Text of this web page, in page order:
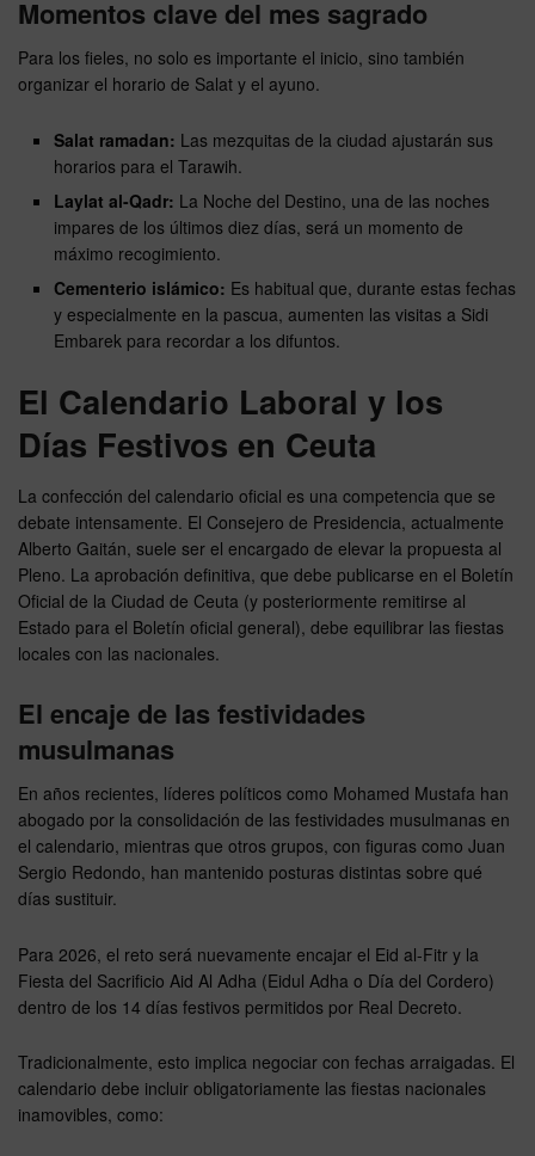
Momentos clave del mes sagrado
Para los fieles, no solo es importante el inicio, sino también
organizar el horario de Salat y el ayuno.
Salat ramadan: Las mezquitas de la ciudad ajustarán sus
horarios para el Tarawih.
Laylat al-Qadr: La Noche del Destino, una de las noches
impares de los últimos diez días, será un momento de
máximo recogimiento.
Cementerio islámico: Es habitual que, durante estas fechas
y especialmente en la pascua, aumenten las visitas a Sidi
Embarek para recordar a los difuntos.
El Calendario Laboral y los
Días Festivos en Ceuta
La confección del calendario oficial es una competencia que se
debate intensamente. El Consejero de Presidencia, actualmente
Alberto Gaitán, suele ser el encargado de elevar la propuesta al
Pleno. La aprobación definitiva, que debe publicarse en el Boletín
Oficial de la Ciudad de Ceuta (y posteriormente remitirse al
Estado para el Boletín oficial general), debe equilibrar las fiestas
locales con las nacionales.
El encaje de las festividades
musulmanas
En años recientes, líderes políticos como Mohamed Mustafa han
abogado por la consolidación de las festividades musulmanas en
el calendario, mientras que otros grupos, con figuras como Juan
Sergio Redondo, han mantenido posturas distintas sobre qué
días sustituir.
Para 2026, el reto será nuevamente encajar el Eid al-Fitr y la
Fiesta del Sacrificio Aid Al Adha (Eidul Adha o Día del Cordero)
dentro de los 14 días festivos permitidos por Real Decreto.
Tradicionalmente, esto implica negociar con fechas arraigadas. El
calendario debe incluir obligatoriamente las fiestas nacionales
inamovibles, como: